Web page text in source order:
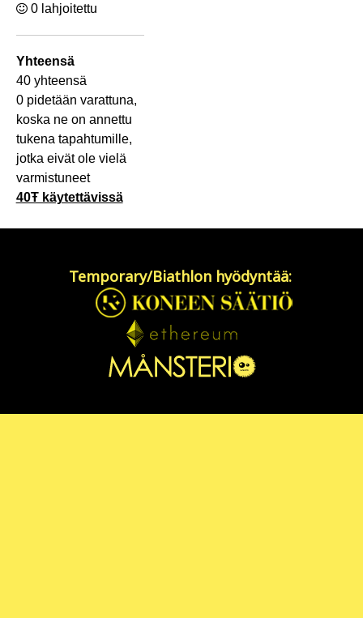
0 lahjoitettu
Yhteensä
40 yhteensä
0 pidetään varattuna,
koska ne on annettu
tukena tapahtumille,
jotka eivät ole vielä
varmistuneet
40Ŧ käytettävissä
Temporary/Biathlon hyödyntää: